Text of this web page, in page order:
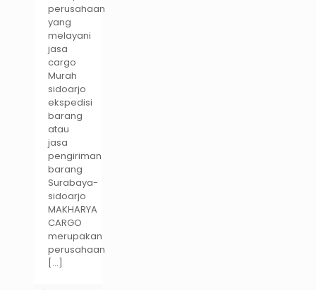
perusahaan
yang
melayani
jasa
cargo
Murah
sidoarjo
ekspedisi
barang
atau
jasa
pengiriman
barang
Surabaya-
sidoarjo
MAKHARYA
CARGO
merupakan
perusahaan
[…]